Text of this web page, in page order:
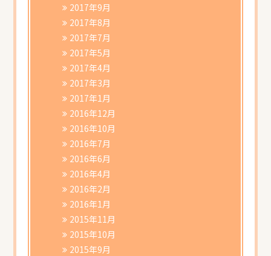
2017年9月
2017年8月
2017年7月
2017年5月
2017年4月
2017年3月
2017年1月
2016年12月
2016年10月
2016年7月
2016年6月
2016年4月
2016年2月
2016年1月
2015年11月
2015年10月
2015年9月